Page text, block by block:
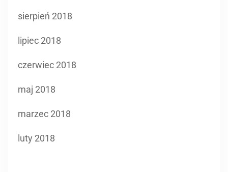
sierpień 2018
lipiec 2018
czerwiec 2018
maj 2018
marzec 2018
luty 2018